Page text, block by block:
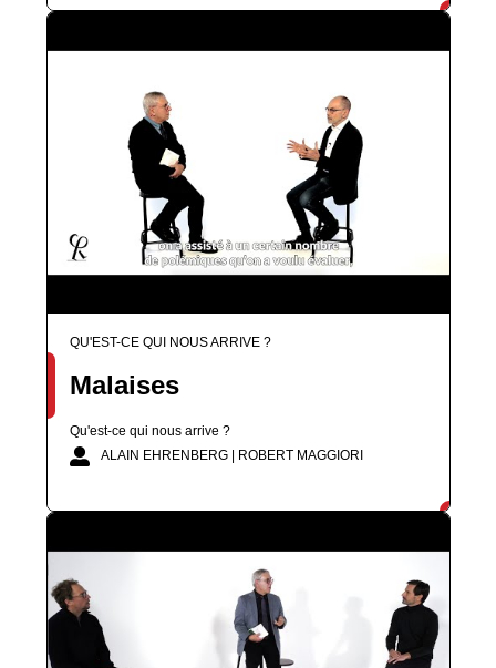
QU'EST-CE QUI NOUS ARRIVE ?
Malaises
Qu'est-ce qui nous arrive ?
ALAIN EHRENBERG | ROBERT MAGGIORI